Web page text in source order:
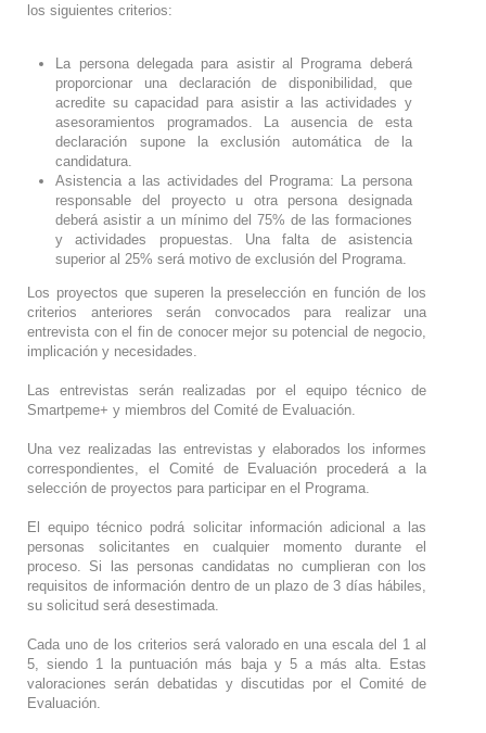
los siguientes criterios:
La persona delegada para asistir al Programa deberá
proporcionar una declaración de disponibilidad, que
acredite su capacidad para asistir a las actividades y
asesoramientos programados. La ausencia de esta
declaración supone la exclusión automática de la
candidatura.
Asistencia a las actividades del Programa: La persona
responsable del proyecto u otra persona designada
deberá asistir a un mínimo del 75% de las formaciones
y actividades propuestas. Una falta de asistencia
superior al 25% será motivo de exclusión del Programa.
Los proyectos que superen la preselección en función de los
criterios anteriores serán convocados para realizar una
entrevista con el fin de conocer mejor su potencial de negocio,
implicación y necesidades.
Las entrevistas serán realizadas por el equipo técnico de
Smartpeme+ y miembros del Comité de Evaluación.
Una vez realizadas las entrevistas y elaborados los informes
correspondientes, el Comité de Evaluación procederá a la
selección de proyectos para participar en el Programa.
El equipo técnico podrá solicitar información adicional a las
personas solicitantes en cualquier momento durante el
proceso. Si las personas candidatas no cumplieran con los
requisitos de información dentro de un plazo de 3 días hábiles,
su solicitud será desestimada.
Cada uno de los criterios será valorado en una escala del 1 al
5, siendo 1 la puntuación más baja y 5 a más alta. Estas
valoraciones serán debatidas y discutidas por el Comité de
Evaluación.